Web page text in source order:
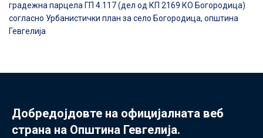
градежна парцела ГП 4.117 (дел од КП 2169 КО Богородица)
согласно Урбанистички план за село Богородица, општина
Гевгелија
Добредојдовте на официјалната веб
страна на Општина Гевгелија.